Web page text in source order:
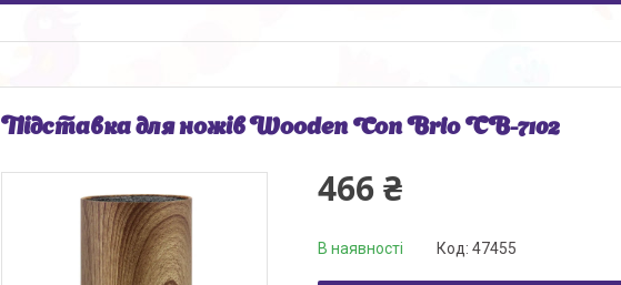
Підставка для ножів Wooden Con Brio СВ-7102
466 ₴
В наявності Код: 47455